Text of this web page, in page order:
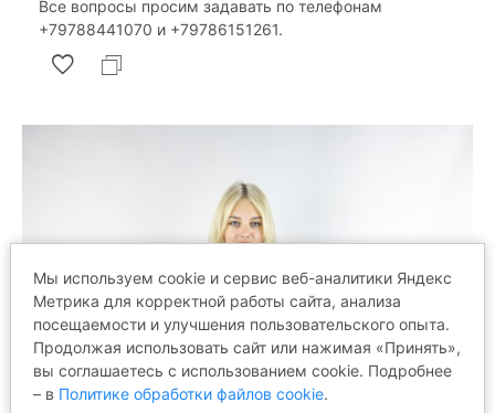
Все вопросы просим задавать по телефонам
‎+79788441070 и ‎+79786151261.
Мы используем cookie и сервис веб-аналитики Яндекс
Метрика для корректной работы сайта, анализа
посещаемости и улучшения пользовательского опыта.
Продолжая использовать сайт или нажимая «Принять»,
вы соглашаетесь с использованием cookie. Подробнее
– в Политике обработки файлов cookie.